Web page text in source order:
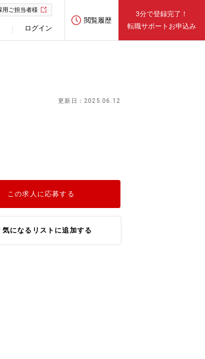
用ご担当者様
ログイン
閲覧履歴
3分で登録完了！
転職サポートお申込み
更新日：2025.06.12
この求人に応募する
気になるリストに追加する